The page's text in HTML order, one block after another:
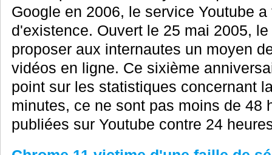
Google en 2006, le service Youtube
d'existence. Ouvert le 25 mai 2005,
proposer aux internautes un moyen
vidéos en ligne. Ce sixième
point sur les statistiques concernant
minutes, ce ne sont pas moins de 48
publiées sur Youtube contre 24